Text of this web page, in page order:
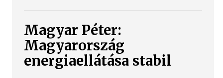
Magyar Péter:
Magyarország
energiaellátása stabil